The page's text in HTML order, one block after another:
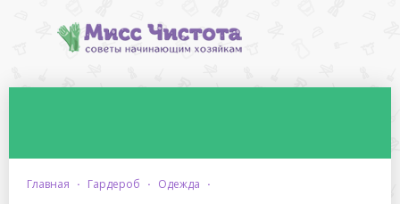
главная · гардероб · одежда ·